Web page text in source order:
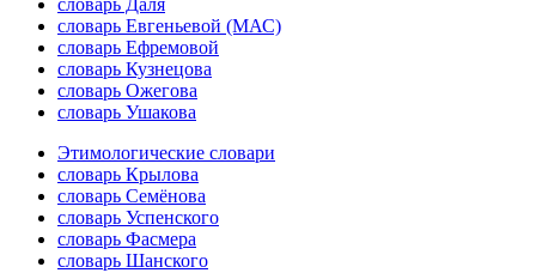
словарь Даля
словарь Евгеньевой (МАС)
словарь Ефремовой
словарь Кузнецова
словарь Ожегова
словарь Ушакова
Этимологические словари
словарь Крылова
словарь Семёнова
словарь Успенского
словарь Фасмера
словарь Шанского